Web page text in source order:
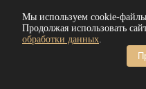
Дробление бизнеса
Оптимизация налоговой
помощью легального
Мы используем cookie-
Продолжая использовать
обработки данных.